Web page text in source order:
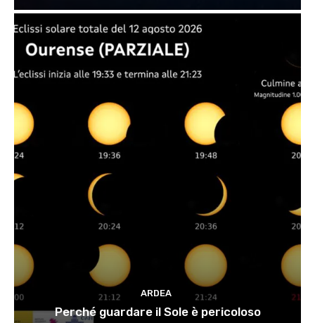
ARDEA
Perché guardare il Sole è pericoloso